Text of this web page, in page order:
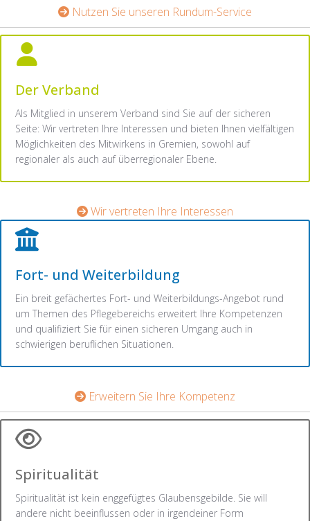
Nutzen Sie unseren Rundum-Service
Der Verband
Als Mitglied in unserem Verband sind Sie auf der sicheren
Seite: Wir vertreten Ihre Interessen und bieten Ihnen vielfältigen
Möglichkeiten des Mitwirkens in Gremien, sowohl auf
regionaler als auch auf überregionaler Ebene.
Wir vertreten Ihre Interessen
Fort- und Weiterbildung
Ein breit gefächertes Fort- und Weiterbildungs-Angebot rund
um Themen des Pflegebereichs erweitert Ihre Kompetenzen
und qualifiziert Sie für einen sicheren Umgang auch in
schwierigen beruflichen Situationen.
Erweitern Sie Ihre Kompetenz
Spiritualität
Spiritualität ist kein enggefügtes Glaubensgebilde. Sie will
andere nicht beeinflussen oder in irgendeiner Form